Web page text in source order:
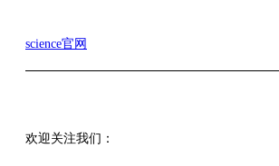
science官网
欢迎关注我们：